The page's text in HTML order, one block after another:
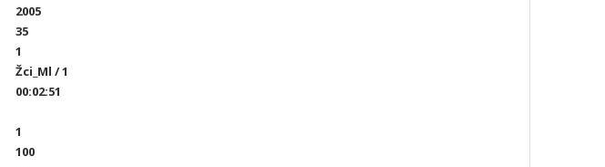
2005
35
1
Žci_Ml / 1
00:02:51
1
100